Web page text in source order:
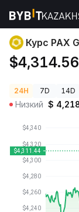
Цены криптовалют
Курс PAX
$4,314.56
24H 7D 14D
Низкий $